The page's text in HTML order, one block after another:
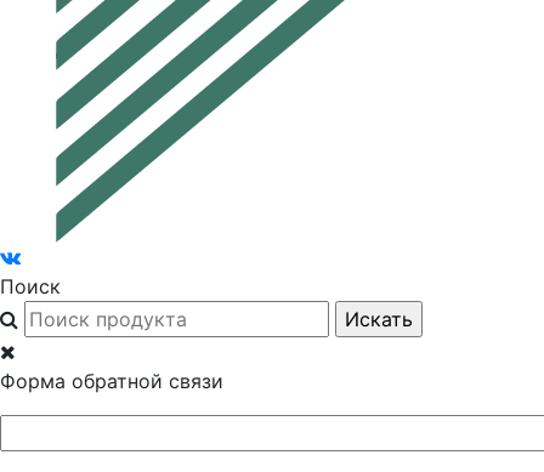
Поиск
Форма обратной связи